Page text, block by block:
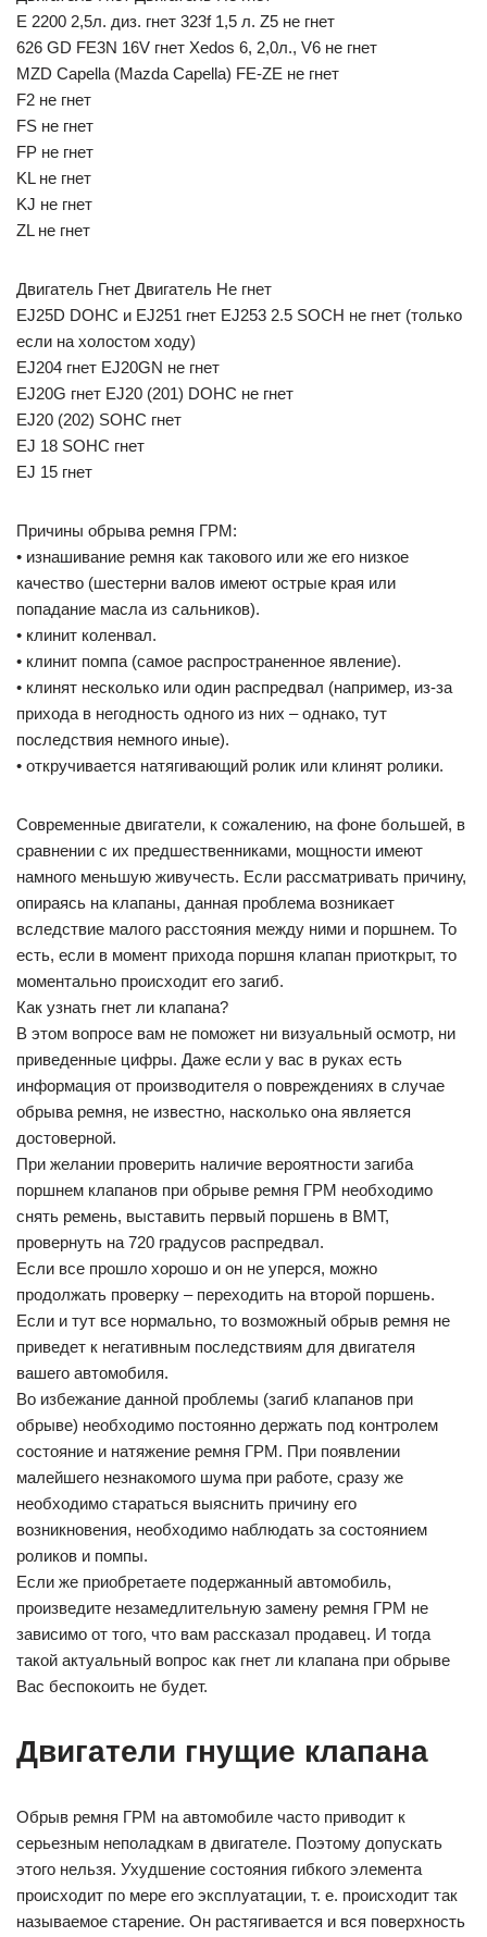
Е 2200 2,5л. диз. гнет 323f 1,5 л. Z5 не гнет
626 GD FE3N 16V гнет Xedos 6, 2,0л., V6 не гнет
MZD Capella (Mazda Capella) FE-ZE не гнет
F2 не гнет
FS не гнет
FP не гнет
KL не гнет
KJ не гнет
ZL не гнет
Двигатель Гнет Двигатель Не гнет
EJ25D DOHC и EJ251 гнет EJ253 2.5 SOCH не гнет (только
если на холостом ходу)
EJ204 гнет EJ20GN не гнет
EJ20G гнет EJ20 (201) DOHC не гнет
EJ20 (202) SOHC гнет
EJ 18 SOHC гнет
EJ 15 гнет
Причины обрыва ремня ГРМ:
• изнашивание ремня как такового или же его низкое
качество (шестерни валов имеют острые края или
попадание масла из сальников).
• клинит коленвал.
• клинит помпа (самое распространенное явление).
• клинят несколько или один распредвал (например, из-за
прихода в негодность одного из них – однако, тут
последствия немного иные).
• откручивается натягивающий ролик или клинят ролики.
Современные двигатели, к сожалению, на фоне большей, в
сравнении с их предшественниками, мощности имеют
намного меньшую живучесть. Если рассматривать причину,
опираясь на клапаны, данная проблема возникает
вследствие малого расстояния между ними и поршнем. То
есть, если в момент прихода поршня клапан приоткрыт, то
моментально происходит его загиб.
Как узнать гнет ли клапана?
В этом вопросе вам не поможет ни визуальный осмотр, ни
приведенные цифры. Даже если у вас в руках есть
информация от производителя о повреждениях в случае
обрыва ремня, не известно, насколько она является
достоверной.
При желании проверить наличие вероятности загиба
поршнем клапанов при обрыве ремня ГРМ необходимо
снять ремень, выставить первый поршень в ВМТ,
провернуть на 720 градусов распредвал.
Если все прошло хорошо и он не уперся, можно
продолжать проверку – переходить на второй поршень.
Если и тут все нормально, то возможный обрыв ремня не
приведет к негативным последствиям для двигателя
вашего автомобиля.
Во избежание данной проблемы (загиб клапанов при
обрыве) необходимо постоянно держать под контролем
состояние и натяжение ремня ГРМ. При появлении
малейшего незнакомого шума при работе, сразу же
необходимо стараться выяснить причину его
возникновения, необходимо наблюдать за состоянием
роликов и помпы.
Если же приобретаете подержанный автомобиль,
произведите незамедлительную замену ремня ГРМ не
зависимо от того, что вам рассказал продавец. И тогда
такой актуальный вопрос как гнет ли клапана при обрыве
Вас беспокоить не будет.
Двигатели гнущие клапана
Обрыв ремня ГРМ на автомобиле часто приводит к
серьезным неполадкам в двигателе. Поэтому допускать
этого нельзя. Ухудшение состояния гибкого элемента
происходит по мере его эксплуатации, т. е. происходит так
называемое старение. Он растягивается и вся поверхность